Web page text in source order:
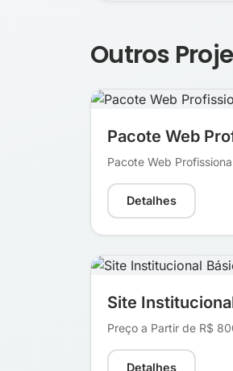
Outros
Pacote Web
Pacote Web
Detalhes
Site
Preço a Partir de R$
Detalhes